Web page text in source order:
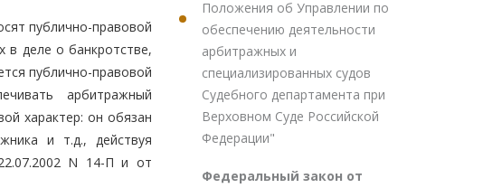
публично-правовой
в деле о банкротстве,
публично-правовой
арбитражный
характер: он обязан
и т.д., действуя
N 14-П и от
Положения об Управлении по
обеспечению деятельности
арбитражных и
специализированных судов
Судебного департамента при
Верховном Суде Российской
Федерации"
Федеральный закон от